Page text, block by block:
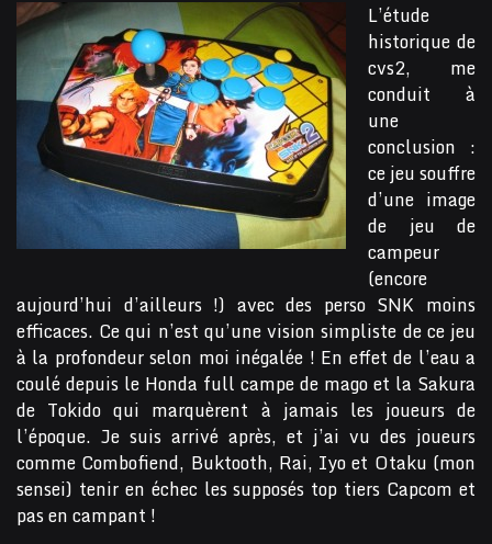
L’étude
historique de
cvs2, me
conduit à
une
conclusion :
ce jeu souffre
d’une image
de jeu de
campeur
(encore
aujourd’hui d’ailleurs !) avec des perso SNK moins
efficaces. Ce qui n’est qu’une vision simpliste de ce jeu
à la profondeur selon moi inégalée ! En effet de l’eau a
coulé depuis le Honda full campe de mago et la Sakura
de Tokido qui marquèrent à jamais les joueurs de
l’époque. Je suis arrivé après, et j’ai vu des joueurs
comme Combofiend, Buktooth, Rai, Iyo et Otaku (mon
sensei) tenir en échec les supposés top tiers Capcom et
pas en campant !